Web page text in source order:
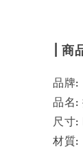
| 商
品牌
品名:
尺寸:
材質: